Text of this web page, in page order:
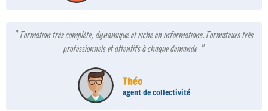
" Formation très complète, dynamique et riche en informations. Formateurs très
professionnels et attentifs à chaque demande. "
Théo
agent de collectivité